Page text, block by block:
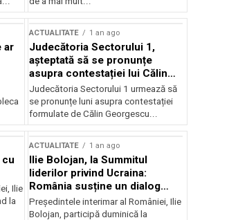
ar
ACTUALITATE 1 an ago
Judecătoria Sectorului 1,
așteptată să se pronunțe
asupra contestației lui Călin
Georgescu privind controlul
judiciar
Judecătoria Sectorului 1 urmează să
se pronunțe luni asupra contestației
formulate de Călin Georgescu...
cu
Ilie
la
ACTUALITATE 1 an ago
Ilie Bolojan, la Summitul
liderilor privind Ucraina:
România susține un dialog
transatlantic pentru securitate
și stabilitate
Președintele interimar al României, Ilie
Bolojan, participă duminică la